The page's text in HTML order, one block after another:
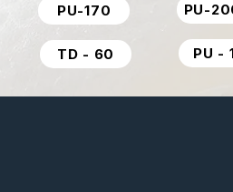
PU-170
TD - 60
PU-
PU -